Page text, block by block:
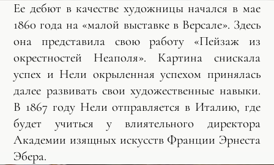
Ее дебют в качестве художницы начался в мае
1860 года на «малой выставке в Версале». Здесь
она представила свою работу «Пейзаж из
окрестностей Неаполя». Картина снискала
успех и Нели окрыленная успехом принялась
далее развивать свои художественные навыки.
В 1867 году Нели отправляется в Италию, где
будет учиться у влиятельного директора
Академии изящных искусств Франции Эрнеста
Эбера.